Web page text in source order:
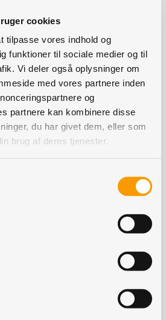
cookies
tilpasse vores indhold og
funktioner til sociale medier og til
Vi deler også oplysninger om
med vores partnere inden
og
partnere kan kombinere disse
du har givet dem, eller som
brug af deres tjenester.
55 procent fra oksekød alene.
oksekødsbaserede og
som bolognese, burger og
er udnævnt som de største
biprodukt
i landbruget, er udskamningen
af dansk hakket
kødet i kødsovsen faktisk et
– en pointe, der også
af ”Danmarks globale
og Fødevarer udtaler